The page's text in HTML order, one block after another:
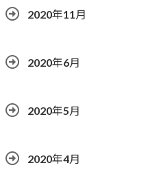
2020年11月
2020年6月
2020年5月
2020年4月